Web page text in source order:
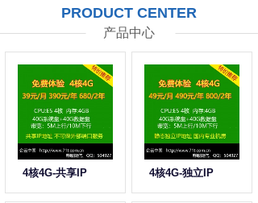
力等方面提出20条举措。...
PRODUCT CENTER
产品中心
4核4G-共享IP 4核4G-独立IP